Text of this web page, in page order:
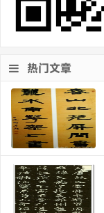
热门文章